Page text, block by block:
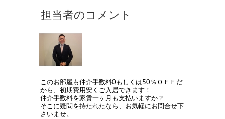
このお部屋も仲介手数料0もしくは50％ＯＦＦだ
から、初期費用安くご入居できます！
仲介手数料を家賃一ヶ月も支払いますか？
そこに疑問を持たれたなら、お気軽にお問合せ下
さいませ。